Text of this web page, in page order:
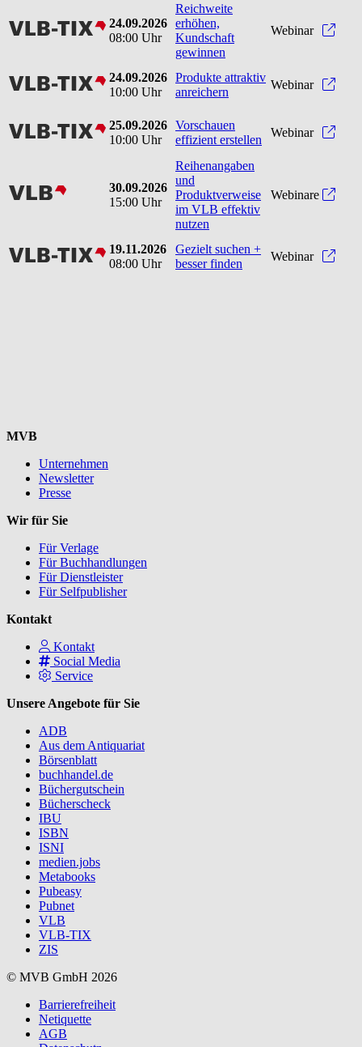
vlbtix
24.09.2026
08:00 Uhr
Reichweite
erhöhen,
Kundschaft
gewinnen
Webinar
vlbtix
24.09.2026
10:00 Uhr
Produkte attraktiv
anreichern
Webinar
vlbtix
25.09.2026
10:00 Uhr
Vorschauen
effizient erstellen
Webinar
vlb
30.09.2026
15:00 Uhr
Reihenangaben
und
Produktverweise
im VLB effektiv
nutzen
Webinare
vlbtix
19.11.2026
08:00 Uhr
Gezielt suchen +
besser finden
Webinar
MVB
Unternehmen
Newsletter
Presse
Wir für Sie
Für Verlage
Für Buchhandlungen
Für Dienstleister
Für Selfpublisher
Kontakt
Kontakt
Social Media
Service
Unsere Angebote für Sie
ADB
Aus dem Antiquariat
Börsenblatt
buchhandel.de
Büchergutschein
Bücherscheck
IBU
ISBN
ISNI
medien.jobs
Metabooks
Pubeasy
Pubnet
VLB
VLB-TIX
ZIS
© MVB GmbH 2026
Barrierefreiheit
Netiquette
AGB